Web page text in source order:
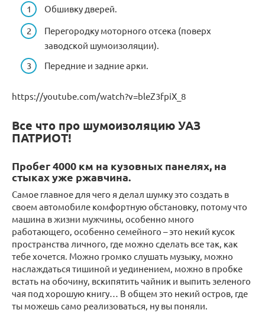
Обшивку дверей.
Перегородку моторного отсека (поверх
заводской шумоизоляции).
Передние и задние арки.
https://youtube.com/watch?v=bleZ3fpiX_8
Все что про шумоизоляцию УАЗ
ПАТРИОТ!
Пробег 4000 км на кузовных панелях, на
стыках уже ржавчина.
Самое главное для чего я делал шумку это создать в
своем автомобиле комфортную обстановку, потому что
машина в жизни мужчины, особенно много
работающего, особенно семейного – это некий кусок
пространства личного, где можно сделать все так, как
тебе хочется. Можно громко слушать музыку, можно
наслаждаться тишиной и уединением, можно в пробке
встать на обочину, вскипятить чайник и выпить зеленого
чая под хорошую книгу… В общем это некий остров, где
ты можешь само реализоваться, ну вы поняли.